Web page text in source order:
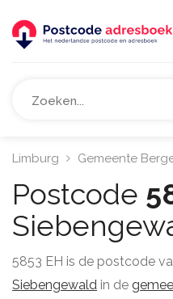
Limburg Gemeente
Postcode
5853 EH is de postcode
Siebengewald in de